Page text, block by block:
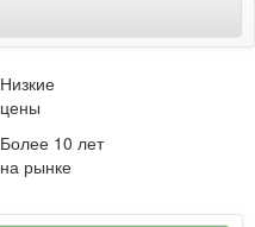
Низкие
цены
Более 10 лет
на рынке